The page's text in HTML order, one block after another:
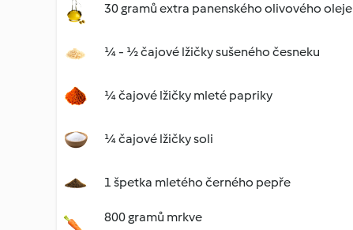
30 gramů extra panenského olivového oleje
¼ - ½ čajové lžičky sušeného česneku
¼ čajové lžičky mleté papriky
¼ čajové lžičky soli
1 špetka mletého černého pepře
800 gramů mrkve